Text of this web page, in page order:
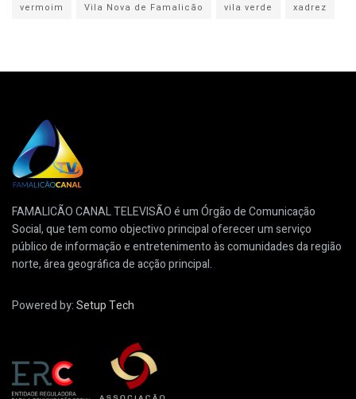
vermoim
Vila Nova de Famalicão vila verde xadrez
FAMALICÃO CANAL TELEVISÃO é um Órgão de Comunicação
Social, que tem como objectivo principal oferecer um serviço
público de informação e entretenimento às comunidades da região
norte, área geográfica de acção principal.
Powered by:Setup Tech